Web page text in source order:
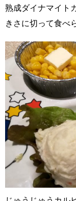
熟成ダイナマイト
きさに切って食べ